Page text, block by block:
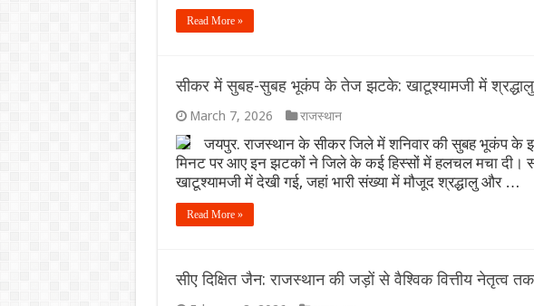
Read More »
सीकर में सुबह-सुबह भूकंप के तेज झटके: खाटूश्यामजी में
March 7, 2026 राजस्थान
जयपुर. राजस्थान के सीकर जिले में शनिवार की सुबह भूकंप
मिनट पर आए इन झटकों ने जिले के कई हिस्सों में हलचल मचा दी।
खाटूश्यामजी में देखी गई, जहां भारी संख्या में मौजूद श्रद्धालु और …
Read More »
सीए दिक्षित जैन: राजस्थान की जड़ों से वैश्विक वित्तीय नेतृत्व तक